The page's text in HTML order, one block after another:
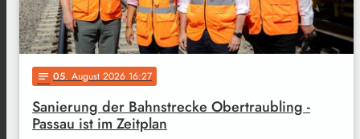
notes 05. August 2026 16:27
Sanierung der Bahnstrecke Obertraubling -
Passau ist im Zeitplan